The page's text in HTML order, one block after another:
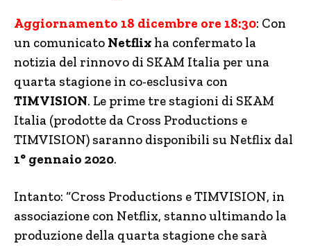
Aggiornamento 18 dicembre ore 18:30: Con
un comunicato Netflix ha confermato la
notizia del rinnovo di SKAM Italia per una
quarta stagione in co-esclusiva con
TIMVISION. Le prime tre stagioni di SKAM
Italia (prodotte da Cross Productions e
TIMVISION) saranno disponibili su Netflix dal
1° gennaio 2020.
Intanto: “Cross Productions e TIMVISION, in
associazione con Netflix, stanno ultimando la
produzione della quarta stagione che sarà